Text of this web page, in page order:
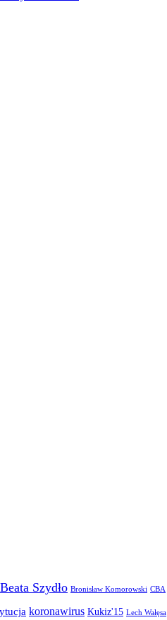
Beata Szydło Bronisław Komorowski CBA
koronawirus Kukiz'15 Lech Wałęsa